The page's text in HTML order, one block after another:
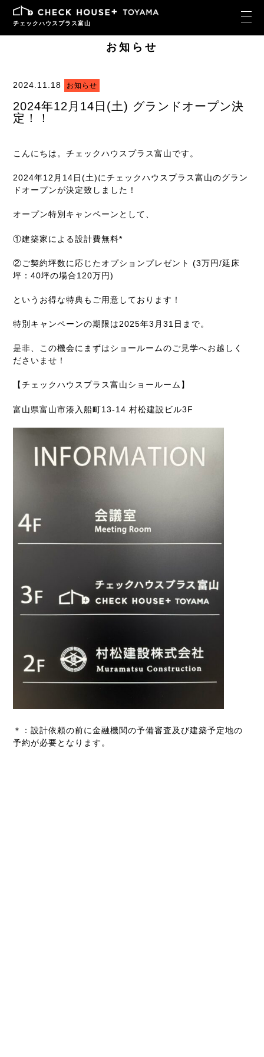
チェックハウスプラス富山
お知らせ
2024.11.18 お知らせ
2024年12月14日(土) グランドオープン決
定！！
こんにちは。チェックハウスプラス富山です。
2024年12月14日(土)にチェックハウスプラス富山のグラン
ドオープンが決定致しました！
オープン特別キャンペーンとして、
①建築家による設計費無料*
②ご契約坪数に応じたオプションプレゼント (3万円/延床
坪：40坪の場合120万円)
というお得な特典もご用意しております！
特別キャンペーンの期限は2025年3月31日まで。
是非、この機会にまずはショールームのご見学へお越しく
ださいませ！
【チェックハウスプラス富山ショールーム】
富山県富山市湊入船町13-14 村松建設ビル3F
＊：設計依頼の前に金融機関の予備審査及び建築予定地の
予約が必要となります。